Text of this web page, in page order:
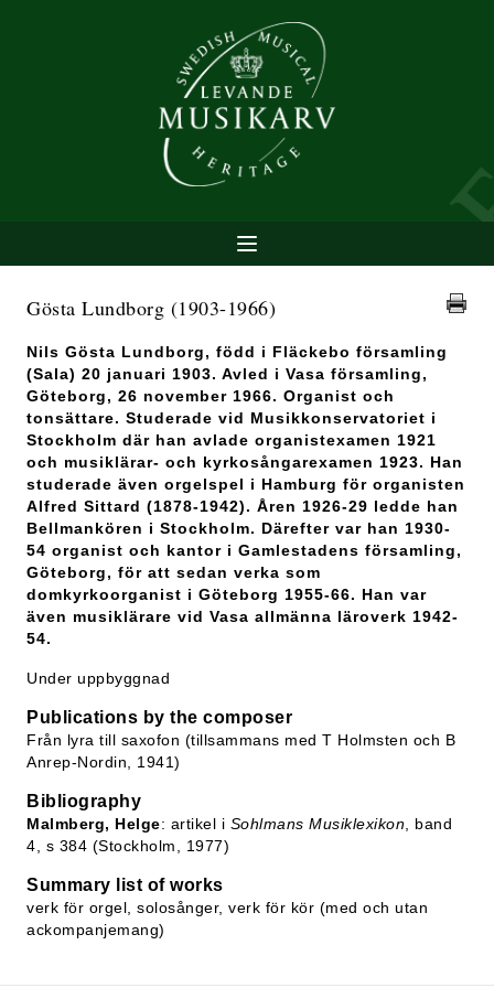
Gösta Lundborg (1903-1966)
Nils Gösta Lundborg, född i Fläckebo församling
(Sala) 20 januari 1903. Avled i Vasa församling,
Göteborg, 26 november 1966. Organist och
tonsättare. Studerade vid Musikkonservatoriet i
Stockholm där han avlade organistexamen 1921
och musiklärar- och kyrkosångarexamen 1923. Han
studerade även orgelspel i Hamburg för organisten
Alfred Sittard (1878-1942). Åren 1926-29 ledde han
Bellmankören i Stockholm. Därefter var han 1930-
54 organist och kantor i Gamlestadens församling,
Göteborg, för att sedan verka som
domkyrkoorganist i Göteborg 1955-66. Han var
även musiklärare vid Vasa allmänna läroverk 1942-
54.
Under uppbyggnad
Publications by the composer
Från lyra till saxofon (tillsammans med T Holmsten och B
Anrep-Nordin, 1941)
Bibliography
Malmberg, Helge: artikel i Sohlmans Musiklexikon , band
4, s 384 (Stockholm, 1977)
Summary list of works
verk för orgel, solosånger, verk för kör (med och utan
ackompanjemang)